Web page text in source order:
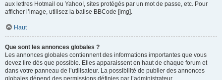
aux lettres Hotmail ou Yahoo!, sites protégés par un mot de passe, etc. Pour
afficher l’image, utilisez la balise BBCode [img].
Haut
Que sont les annonces globales ?
Les annonces globales contiennent des informations importantes que vous
devez lire dès que possible. Elles apparaissent en haut de chaque forum et
dans votre panneau de l’utilisateur. La possibilité de publier des annonces
globales dépend des permissions définies par l’administrateur.